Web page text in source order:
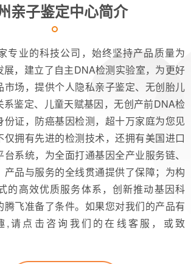
亲子鉴定中心简介
专业的科技公司，始终坚持产品质量为
展，建立了自主DNA检测实验室，为更好
市场，提供个人隐私亲子鉴定、无创胎儿
系鉴定、儿童天赋基因，无创产前DNA检
份证，防癌基因检测，超十万家庭为您见
仅拥有先进的检测技术，还拥有美国进口
系统，为全面打通基因全产业服务链、
产品与服务的全线贯通提供了保障；为构
的高效优质服务体系，创新推动基因科
腾飞准备了条件。如果您对我们的产品有
,请点击咨询我们的在线客服，或致